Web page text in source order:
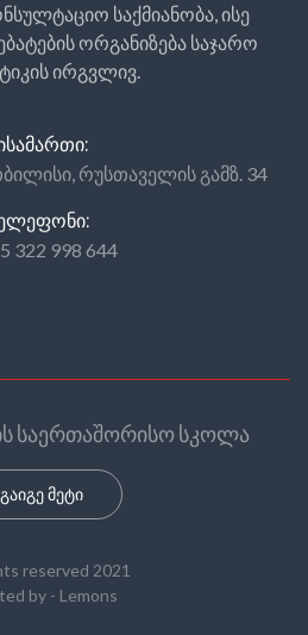
საქმიანობა, ისე
ორგანიზება საჯარო
ირგვლივ.
რუსთაველის გამზ. 34
322 998 644
საერთაშორისო სკოლა
გაიგე მეტი
reserved 2021
by - Lemons